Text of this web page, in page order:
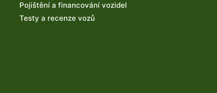
Pojištění a financování vozidel
Testy a recenze vozů